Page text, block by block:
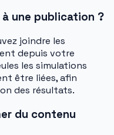
une publication ?
joindre les
depuis votre
les simulations
être liées, afin
des résultats.
du contenu